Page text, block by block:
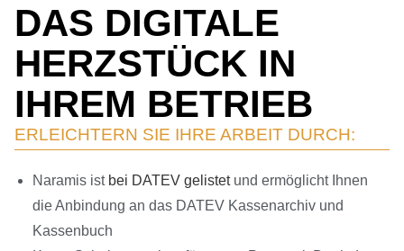
DAS DIGITALE
HERZSTÜCK IN
IHREM BETRIEB
ERLEICH­TERN SIE IHRE ARBEIT DURCH:
Naramis ist bei DATEV gelistetund ermög­licht Ihnen
die Anbin­dung an das DATEV Kassen­ar­chiv und
Kassenbuch